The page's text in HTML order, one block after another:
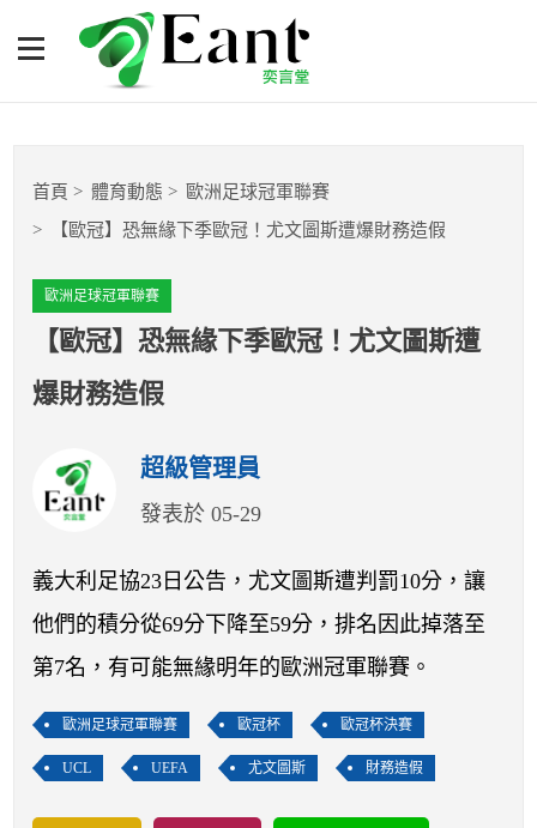
【歐冠】恐無緣下季歐冠！
尤文圖斯遭爆財務造假
籃球
球隊數據
運彩報報
明星分析師
首頁 體育動態 歐洲足球冠軍聯賽
【歐冠】恐無緣下季歐冠！尤文圖斯遭爆財務造假
歐洲足球冠軍聯賽
【歐冠】恐無緣下季歐冠！尤文圖斯遭
爆財務造假
超級管理員
發表於 05-29
義大利足協23日公告，尤文圖斯遭判罰10分，讓
他們的積分從69分下降至59分，排名因此掉落至
第7名，有可能無緣明年的歐洲冠軍聯賽。
歐洲足球冠軍聯賽 歐冠杯 歐冠杯決賽
UCL UEFA 尤文圖斯 財務造假